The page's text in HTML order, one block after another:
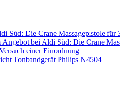
Süd: Die Crane Massagepistole für
Angebot bei Aldi Süd: Die Crane
einer Einordnung
Tonbandgerät Philips N4504